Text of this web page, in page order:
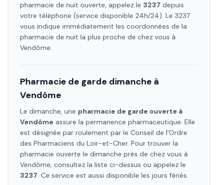
pharmacie de nuit ouverte, appelez le 3237 depuis
votre téléphone (service disponible 24h/24). Le 3237
vous indique immédiatement les coordonnées de la
pharmacie de nuit la plus proche de chez vous à
Vendôme.
Pharmacie de garde dimanche à
Vendôme
Le dimanche, une pharmacie de garde ouverte à
Vendôme assure la permanence pharmaceutique. Elle
est désignée par roulement par le Conseil de l'Ordre
des Pharmaciens du Loir-et-Cher. Pour trouver la
pharmacie ouverte le dimanche près de chez vous à
Vendôme, consultez la liste ci-dessus ou appelez le
3237. Ce service est aussi disponible les jours fériés.